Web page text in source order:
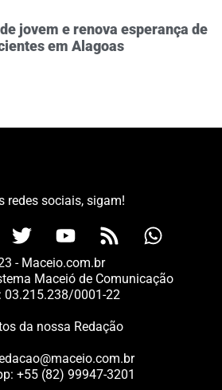
jovem e renova esperança de
em Alagoas
redes sociais, sigam!
- Maceio.com.br
Maceió de Comunicação
03.215.238/0001-22
da nossa Redação
+55 (82) 99947-3201